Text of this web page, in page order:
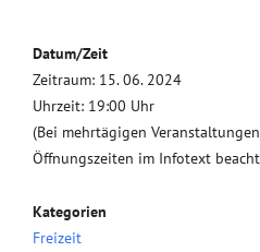
Datum/Zeit
Zeitraum: 15. 06. 2024
Uhrzeit: 19:00 Uhr
(Bei mehrtägigen
Öffnungszeiten im Infotext
Kategorien
Freizeit